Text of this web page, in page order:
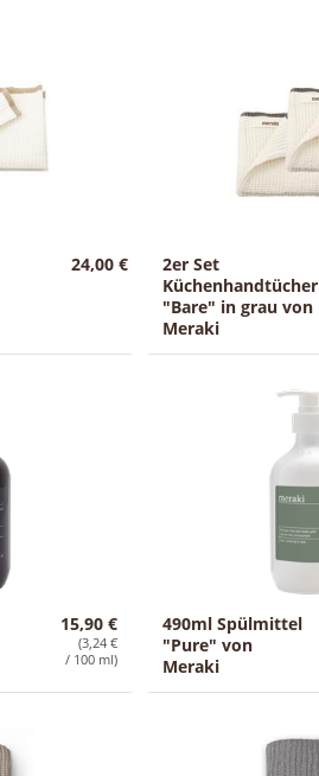
24,00 €
2er Set
Küchenhandtücher
"Bare" in grau von
Meraki
15,90 €
(3,24 €
/ 100 ml)
490ml Spülmittel
"Pure" von
Meraki